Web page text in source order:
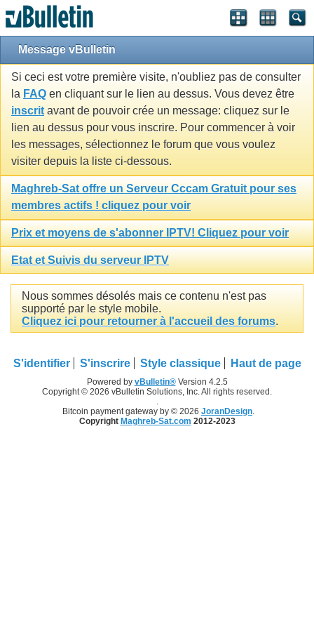
Message vBulletin
Si ceci est votre première visite, n'oubliez pas de consulter
la FAQ en cliquant sur le lien au dessus. Vous devez être
inscrit avant de pouvoir crée un message: cliquez sur le
lien au dessus pour vous inscrire. Pour commencer à voir
les messages, sélectionnez le forum que vous voulez
visiter depuis la liste ci-dessous.
Maghreb-Sat offre un Serveur Cccam Gratuit pour ses
membres actifs ! cliquez pour voir
Prix et moyens de s'abonner IPTV! Cliquez pour voir
Etat et Suivis du serveur IPTV
Nous sommes désolés mais ce contenu n'est pas
supporté par le style mobile.
Cliquez ici pour retourner à l'accueil des forums.
S'identifier S'inscrire Style classique Haut de page
Powered by vBulletin®Version 4.2.5
Copyright © 2026 vBulletin Solutions, Inc. All rights reserved.
.
Bitcoin payment gateway by © 2026 JoranDesign.
Copyright Maghreb-Sat.com 2012-2023